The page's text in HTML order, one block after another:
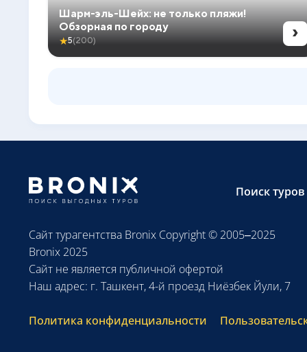
Шарм-эль-Шейх: не только пляжи!
Обзорная по городу
★5(200) ›
Поиск туров
Сайт турагентства Bronix Copyright © 2005–2025
Bronix 2025
Сайт не является публичной офертой
Наш адрес: г. Ташкент, 4-й проезд Ниёзбек Йули, 7
Политика конфиденциальности